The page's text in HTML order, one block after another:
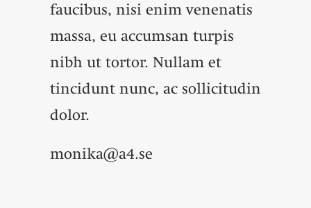
faucibus, nisi enim venenatis
massa, eu accumsan turpis
nibh ut tortor. Nullam et
tincidunt nunc, ac sollicitudin
dolor.
monika@a4.se